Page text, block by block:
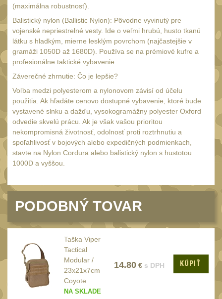
186501
14500 / AA / AAA
16340 a CR1231
Držiaky a
príslušenstvo
27
Náhradné diely7
OBLEČENIE(297)
Nosiče plátů a vesty 18
Prilby
Opasky24
Chrániče10
Nášivky104
Čepice, kukly, šátky
Šiltovky
Chrániče sluchu7
Ostatní
(maximálna robustnosť).
Balistický nylon (Ballistic Nylon): Pôvodne vyvinutý pre
vojenské nepriestrelné vesty. Ide o veľmi hrubú, husto tkanú
látku s hladkým, mierne lesklým povrchom (najčastejšie v
gramáži 1050D až 1680D). Používa se na prémiové kufre a
profesionálne taktické vybavenie.
Záverečné zhrnutie: Čo je lepšie?
Voľba medzi polyesterom a nylonovom závisí od účelu
použitia. Ak hľadáte cenovo dostupné vybavenie, ktoré bude
vystavené slnku a dažďu, vysokogramážny polyester Oxford
odvedie skvelú prácu. Ak je však vašou prioritou
nekompromisná životnosť, odolnosť proti roztrhnutiu a
spoľahlivosť v bojových alebo expedičných podmienkach,
stavte na Nylon Cordura alebo balistický nylon s hustotou
1000D a vyššou.
PODOBNÝ TOVAR
Taška Viper
Tactical
Modular /
23x21x7cm
Coyote
NA SKLADE
14.80 € s DPH KÚPIŤ